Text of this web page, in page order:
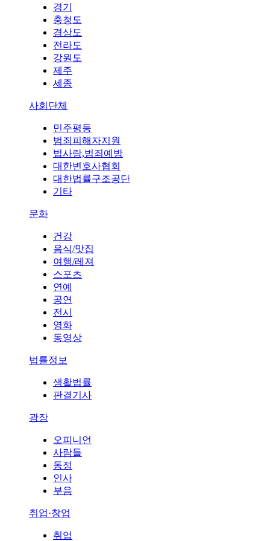
경기
충청도
경상도
전라도
강원도
제주
세종
사회단체
민주평등
범죄피해자지원
법사랑,범죄예방
대한변호사협회
대한법률구조공단
기타
문화
건강
음식/맛집
여행/레져
스포츠
연예
공연
전시
영화
동영상
법률정보
생활법률
판결기사
광장
오피니언
사람들
동정
인사
부음
취업·창업
취업